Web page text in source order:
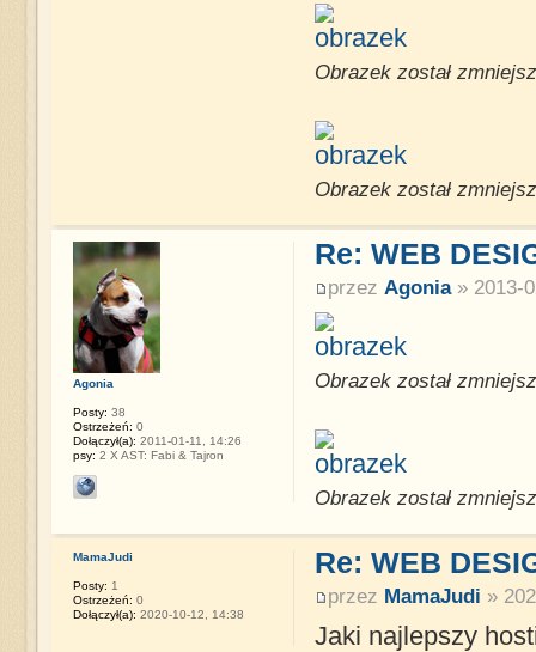
Obrazek został
Obrazek został
Re: WEB
przez Agonia» 2013-
Obrazek został
Obrazek został
Agonia
Posty: 38
Ostrzeżeń: 0
Dołączył(a): 2011-01-11, 14:26
psy: 2 X AST: Fabi & Tajron
Re: WEB
przez MamaJudi »
Jaki najlepszy
MamaJudi
Posty: 1
Ostrzeżeń: 0
Dołączył(a): 2020-10-12, 14:38